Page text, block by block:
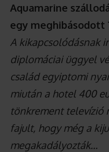
Aquamarine
egy meghibásodott
A kikapcsolódásnak
diplomáciai üggyel
család egyiptomi
miután a hotel 400
tönkrement televízió
fajult, hogy még a
megakadályozták…